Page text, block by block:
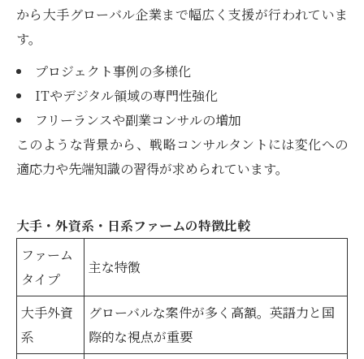
から大手グローバル企業まで幅広く支援が行われていま
す。
プロジェクト事例の多様化
ITやデジタル領域の専門性強化
フリーランスや副業コンサルの増加
このような背景から、戦略コンサルタントには変化への
適応力や先端知識の習得が求められています。
大手・外資系・日系ファームの特徴比較
ファーム
タイプ
主な特徴
大手外資
系
グローバルな案件が多く高額。英語力と国
際的な視点が重要